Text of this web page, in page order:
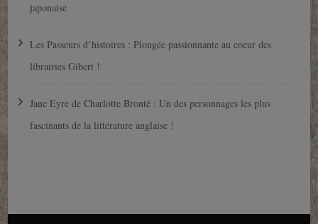
japonaise
Les Passeurs d’histoires : Plongée passionnante au coeur des
librairies Gibert !
Jane Eyre de Charlotte Brontë : Un des personnages les plus
fascinants de la littérature anglaise !